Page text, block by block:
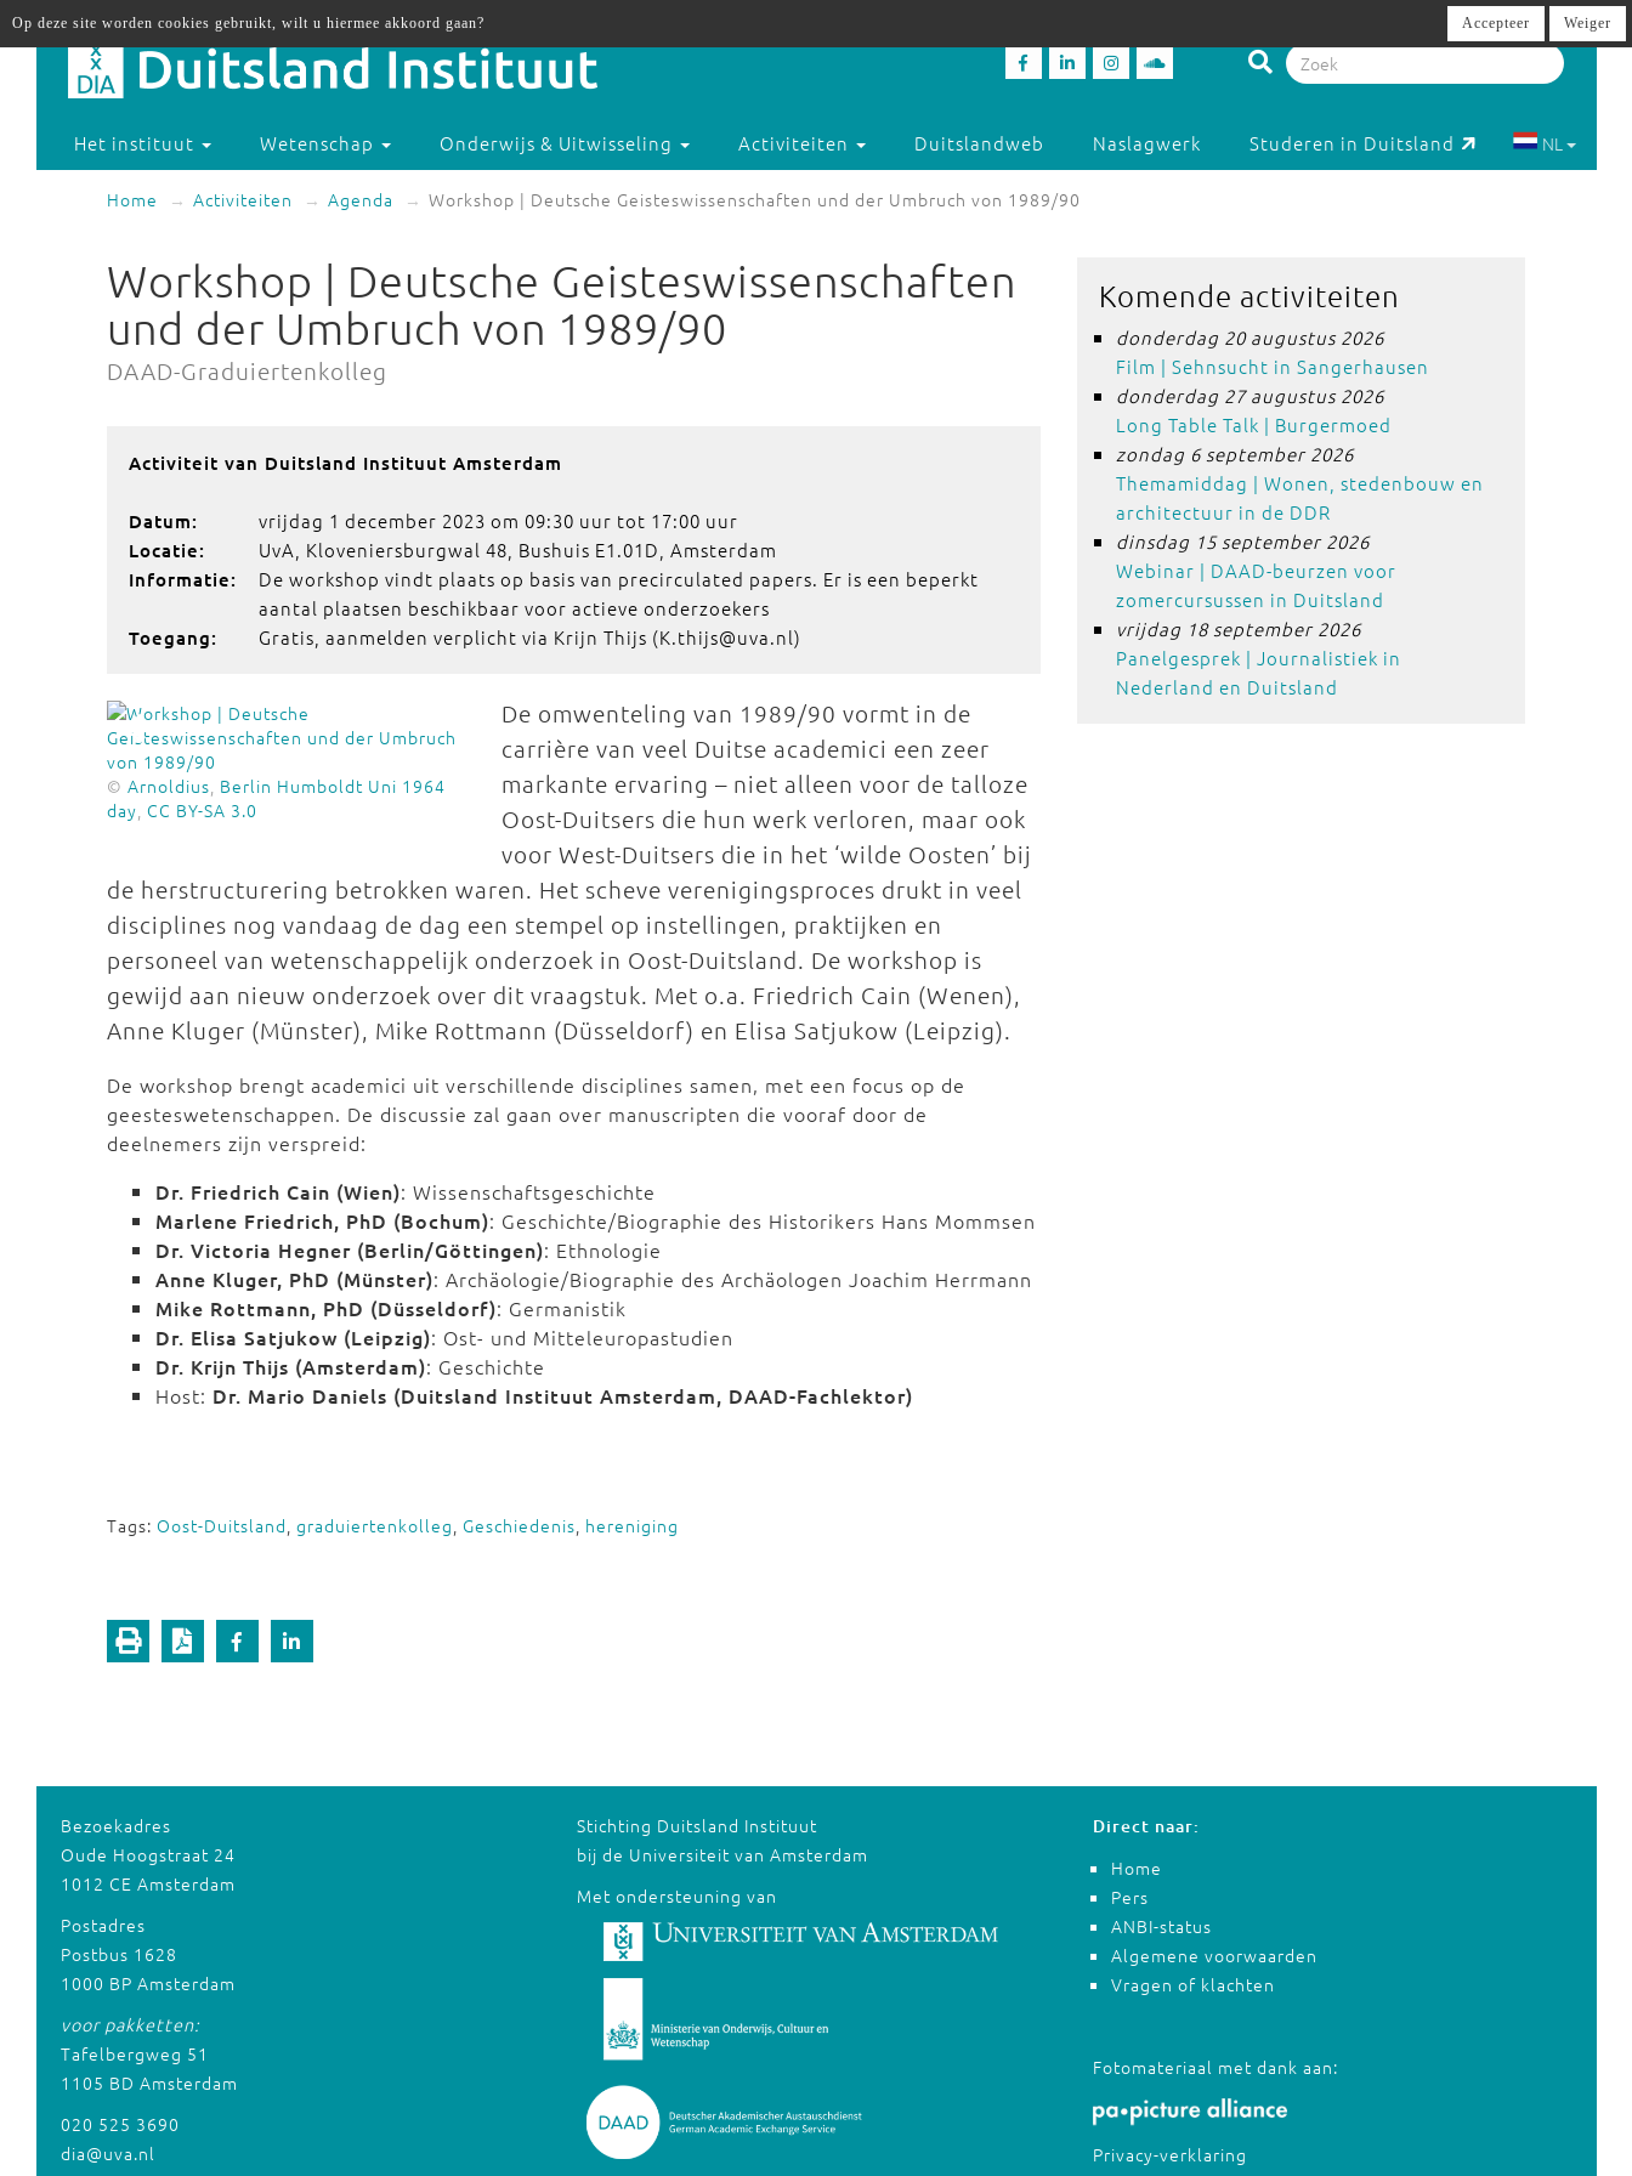
Het instituut Wetenschap Onderwijs & Uitwisseling Activiteiten Duitslandweb Naslagwerk Studeren in Duitsland NL
Home Activiteiten Agenda Workshop | Deutsche Geisteswissenschaften und der Umbruch von 1989/90
Workshop | Deutsche Geisteswissenschaften
und der Umbruch von 1989/90
DAAD-Graduiertenkolleg
Activiteit van Duitsland Instituut Amsterdam
Datum: vrijdag 1 december 2023 om 09:30 uur tot 17:00 uur
Locatie: UvA, Kloveniersburgwal 48, Bushuis E1.01D, Amsterdam
Informatie:
De workshop vindt plaats op basis van precirculated papers. Er is een beperkt
aantal plaatsen beschikbaar voor actieve onderzoekers
Toegang: Gratis, aanmelden verplicht via Krijn Thijs (K.thijs@uva.nl)
© Arnoldius, Berlin Humboldt Uni 1964
day, CC BY-SA 3.0
De omwenteling van 1989/90 vormt in de
carrière van veel Duitse academici een zeer
markante ervaring – niet alleen voor de talloze
Oost-Duitsers die hun werk verloren, maar ook
voor West-Duitsers die in het ‘wilde Oosten’ bij
de herstructurering betrokken waren. Het scheve verenigingsproces drukt in veel
disciplines nog vandaag de dag een stempel op instellingen, praktijken en
personeel van wetenschappelijk onderzoek in Oost-Duitsland. De workshop is
gewijd aan nieuw onderzoek over dit vraagstuk. Met o.a. Friedrich Cain (Wenen),
Anne Kluger (Münster), Mike Rottmann (Düsseldorf) en Elisa Satjukow (Leipzig).
De workshop brengt academici uit verschillende disciplines samen, met een focus op de
geesteswetenschappen. De discussie zal gaan over manuscripten die vooraf door de
deelnemers zijn verspreid:
Dr. Friedrich Cain (Wien): Wissenschaftsgeschichte
Marlene Friedrich, PhD (Bochum): Geschichte/Biographie des Historikers Hans Mommsen
Dr. Victoria Hegner (Berlin/Göttingen): Ethnologie
Anne Kluger, PhD (Münster): Archäologie/Biographie des Archäologen Joachim Herrmann
Mike Rottmann, PhD (Düsseldorf): Germanistik
Dr. Elisa Satjukow (Leipzig): Ost- und Mitteleuropastudien
Dr. Krijn Thijs (Amsterdam): Geschichte
Host: Dr. Mario Daniels (Duitsland Instituut Amsterdam, DAAD-Fachlektor)
Tags: Oost-Duitsland, graduiertenkolleg, Geschiedenis, hereniging
Komende activiteiten
donderdag 20 augustus 2026
Film | Sehnsucht in Sangerhausen
donderdag 27 augustus 2026
Long Table Talk | Burgermoed
zondag 6 september 2026
Themamiddag | Wonen, stedenbouw en
architectuur in de DDR
dinsdag 15 september 2026
Webinar | DAAD-beurzen voor
zomercursussen in Duitsland
vrijdag 18 september 2026
Panelgesprek | Journalistiek in
Nederland en Duitsland
Bezoekadres
Oude Hoogstraat 24
1012 CE Amsterdam
Postadres
Postbus 1628
1000 BP Amsterdam
voor pakketten:
Tafelbergweg 51
1105 BD Amsterdam
020 525 3690
dia@uva.nl
Stichting Duitsland Instituut
bij de Universiteit van Amsterdam
Met ondersteuning van
Direct naar:
Home
Pers
ANBI-status
Algemene voorwaarden
Vragen of klachten
Fotomateriaal met dank aan:
Privacy-verklaring
Op deze site worden cookies gebruikt, wilt u hiermee akkoord gaan? Accepteer Weiger